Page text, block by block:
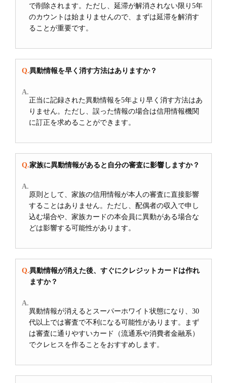
で削除されます。ただし、延滞が解消されない限り5年
のカウントは始まりませんので、まずは延滞を解消す
ることが重要です。
異動情報を早く消す方法はありますか？
正当に記録された異動情報を5年より早く消す方法はあ
りません。ただし、誤った情報の場合は信用情報機関
に訂正を求めることができます。
家族に異動情報があると自分の審査に影響しますか？
原則として、家族の信用情報が本人の審査に直接影響
することはありません。ただし、配偶者の収入で申し
込む場合や、家族カードの本会員に異動がある場合な
どは影響する可能性があります。
異動情報が消えた後、すぐにクレジットカードは作れ
ますか？
異動情報が消えるとスーパーホワイト状態になり、30
代以上では審査で不利になる可能性があります。まず
は審査に通りやすいカード（流通系や消費者金融系）
でクレヒスを作ることをおすすめします。